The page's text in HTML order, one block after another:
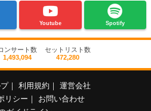
Youtube Spotify
ンサート数
1,493,094
セットリスト数
472,280
｜ 利用規約 ｜ 運営会社
リシー ｜
お問い合わせ